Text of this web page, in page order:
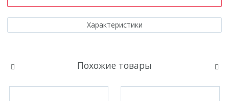
Характеристики
Похожие товары